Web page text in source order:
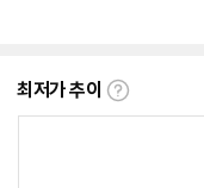
최저가 추이
최